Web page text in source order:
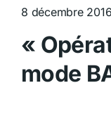
8 décembre 2016
«
mode